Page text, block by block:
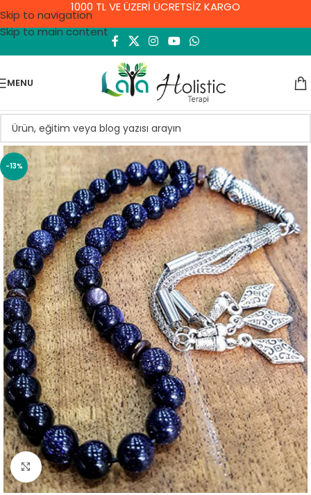
Skip to navigation
Skip to main content
1000 TL VE ÜZERİ ÜCRETSİZ KARGO
MENU
-13%
Click to enlarge